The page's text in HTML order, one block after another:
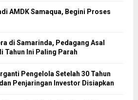
AMDK Samaqua, Begini Proses
di Samarinda, Pedagang Asal
Tahun Ini Paling Parah
Pengelola Setelah 30 Tahun
Penjaringan Investor Disiapkan